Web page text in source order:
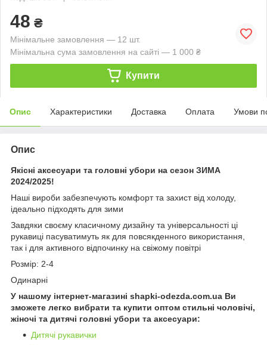
48 ₴
Мінімальне замовлення — 12 шт.
Мінімальна сума замовлення на сайті — 1 000 ₴
Купити
Опис Характеристики Доставка Оплата Умови
Опис
Якісні аксесуари та головні убори на сезон ЗИМА
2024/2025!
Наші вироби забезпечують комфорт та захист від холоду,
ідеально підходять для зими
Завдяки своєму класичному дизайну та універсальності ці
рукавиці пасуватимуть як для повсякденного використання,
так і для активного відпочинку на свіжому повітрі
Розмір: 2-4
Одинарні
У нашому інтернет-магазині shapki-odezda.com.ua Ви
зможете легко вибрати та купити оптом стильні чоловічі,
жіночі та дитячі головні убори та аксесуари:
Дитячі рукавички